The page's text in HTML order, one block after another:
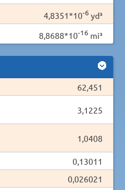
4,8351*10-6 yd³
8,8688*10-16 mi³
62,451
3,1225
1,0408
0,13011
0,026021